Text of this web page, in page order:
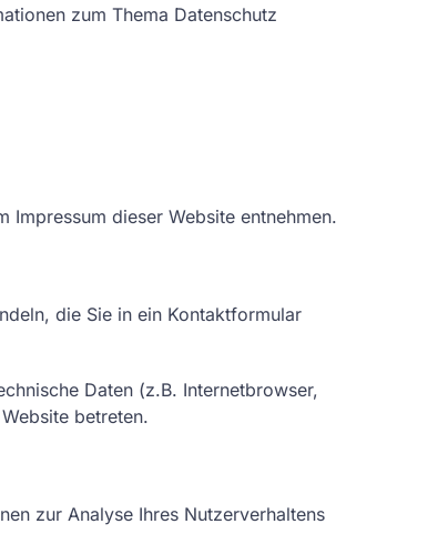
zum Thema Datenschutz
dieser Website entnehmen.
die Sie in ein Kontaktformular
Daten (z.B. Internetbrowser,
betreten.
zur Analyse Ihres Nutzerverhaltens